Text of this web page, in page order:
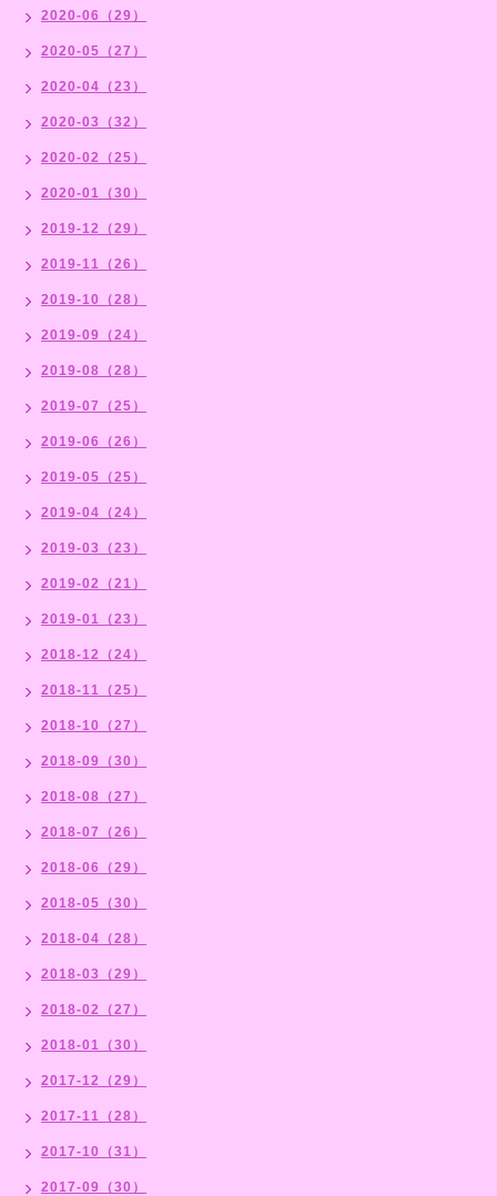
2020-06（29）
2020-05（27）
2020-04（23）
2020-03（32）
2020-02（25）
2020-01（30）
2019-12（29）
2019-11（26）
2019-10（28）
2019-09（24）
2019-08（28）
2019-07（25）
2019-06（26）
2019-05（25）
2019-04（24）
2019-03（23）
2019-02（21）
2019-01（23）
2018-12（24）
2018-11（25）
2018-10（27）
2018-09（30）
2018-08（27）
2018-07（26）
2018-06（29）
2018-05（30）
2018-04（28）
2018-03（29）
2018-02（27）
2018-01（30）
2017-12（29）
2017-11（28）
2017-10（31）
2017-09（30）